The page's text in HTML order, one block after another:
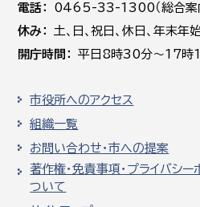
電話
0465-33-1300（総合案
休み
土､日､祝日、休日、年末
開庁時間
平日8時30分～17時
市役所へのアクセス
組織一覧
お問い合わせ・市への提案
著作権・免責事項・プライバシー
ついて